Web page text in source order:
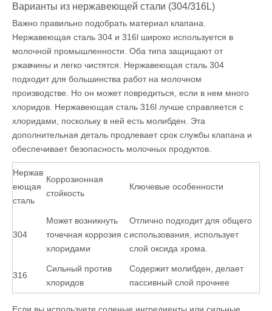
Варианты из нержавеющей стали (304/316L)
Важно правильно подобрать материал клапана.
Нержавеющая сталь 304 и 316l широко используется в
молочной промышленности. Оба типа защищают от
ржавчины и легко чистятся. Нержавеющая сталь 304
подходит для большинства работ на молочном
производстве. Но он может повредиться, если в нем много
хлоридов. Нержавеющая сталь 316l лучше справляется с
хлоридами, поскольку в ней есть молибден. Эта
дополнительная деталь продлевает срок службы клапана и
обеспечивает безопасность молочных продуктов.
Нержав
еющая
сталь
Коррозионная
стойкость
Ключевые особенности
304
Может возникнуть
точечная коррозия с
хлоридами
Отлично подходит для общего
использования, использует
слой оксида хрома.
316
Сильный против
хлоридов
Содержит молибден, делает
пассивный слой прочнее